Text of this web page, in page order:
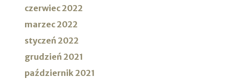
czerwiec 2022
marzec 2022
styczeń 2022
grudzień 2021
październik 2021